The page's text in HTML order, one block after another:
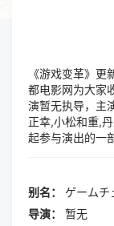
《游戏变革》
都电影网为大家
演暂无执导，主
正幸,小松和重,
起参与演出的一
面包店一边沉迷
行后，他被迫重
机为特色的智慧
别名：
ゲームチ
导演：
暂无